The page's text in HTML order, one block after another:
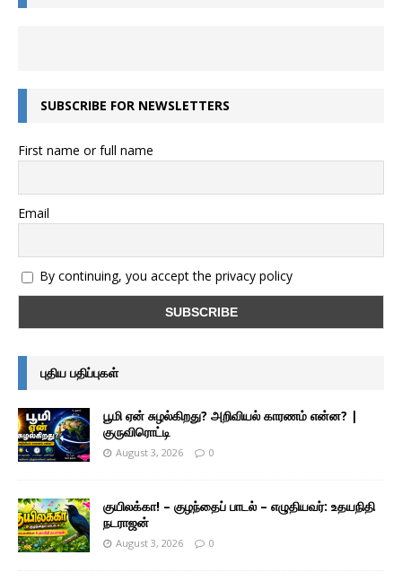
SUBSCRIBE FOR NEWSLETTERS
First name or full name
Email
By continuing, you accept the privacy policy
புதிய பதிப்புகள்
பூமி ஏன் சுழல்கிறது? அறிவியல் காரணம் என்ன? |
குருவிரொட்டி
August 3, 2026 0
குயிலக்கா! – குழந்தைப் பாடல் – எழுதியவர்: உதயநிதி
நடராஜன்
August 3, 2026 0